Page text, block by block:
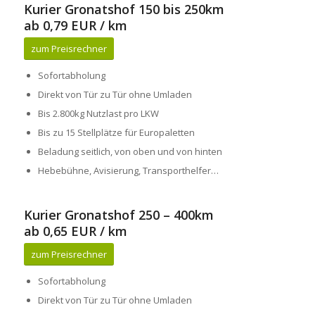
Kurier Gronatshof 150 bis 250km
ab 0,79 EUR / km
zum Preisrechner
Sofortabholung
Direkt von Tür zu Tür ohne Umladen
Bis 2.800kg Nutzlast pro LKW
Bis zu 15 Stellplätze für Europaletten
Beladung seitlich, von oben und von hinten
Hebebühne, Avisierung, Transporthelfer…
Kurier Gronatshof 250 – 400km
ab 0,65 EUR / km
zum Preisrechner
Sofortabholung
Direkt von Tür zu Tür ohne Umladen